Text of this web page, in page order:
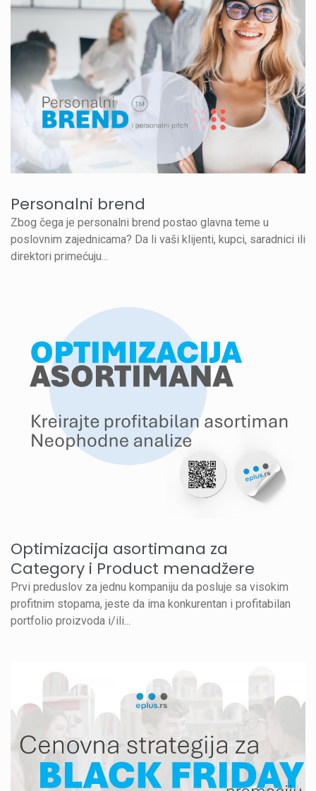
Personalni brend
Zbog čega je personalni brend postao glavna teme u
poslovnim zajednicama? Da li vaši klijenti, kupci, saradnici ili
direktori primećuju...
Optimizacija asortimana za
Category i Product menadžere
Prvi preduslov za jednu kompaniju da posluje sa visokim
profitnim stopama, jeste da ima konkurentan i profitabilan
portfolio proizvoda i/ili...